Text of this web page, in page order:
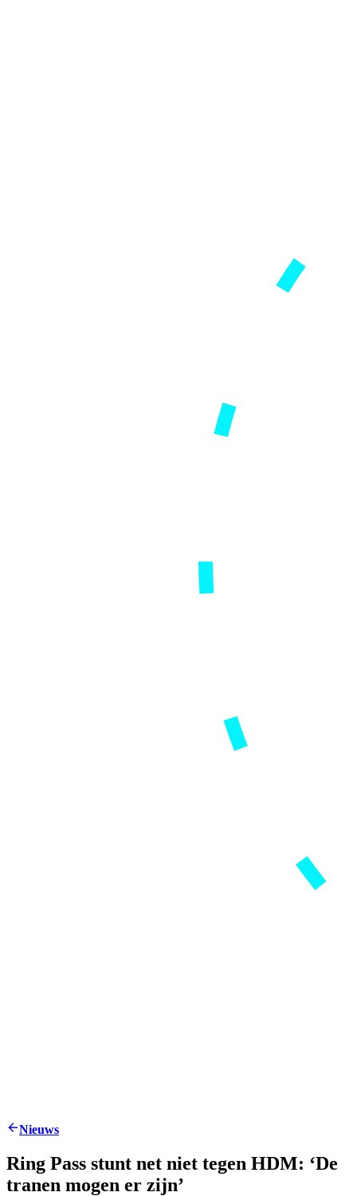
Nieuws
Ring Pass stunt net niet tegen HDM: ‘De
tranen mogen er zijn’